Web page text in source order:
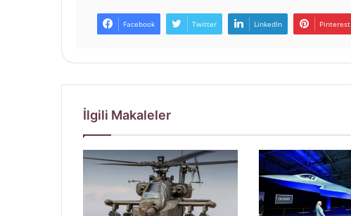
Facebook Twitter LinkedIn Pinterest
İlgili Makaleler